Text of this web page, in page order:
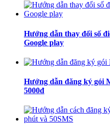
Hướng dẫn thay đổi số
Google play
Hướng dẫn đăng ký gói
5000đ